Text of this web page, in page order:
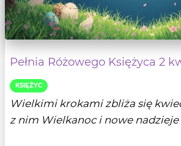
Pełnia Różowego Księżyca 2
KSIĘŻYC
Wielkimi krokami zbliża się
z nim Wielkanoc i nowe nadzieje